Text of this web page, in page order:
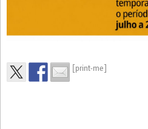
[print-me]